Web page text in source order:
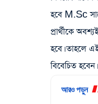
হবে M.Sc
প্রার্থীকে
হবে। তাহলে
বিবেচিত হবেন।
আরও পড়ুন